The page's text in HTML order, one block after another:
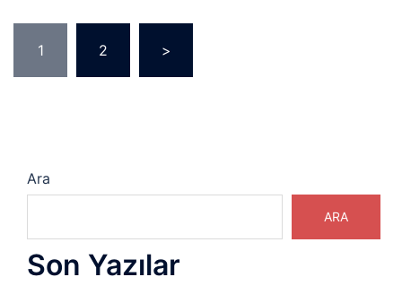
sayfalaması
1 2 >
Ara
ARA
Son Yazılar